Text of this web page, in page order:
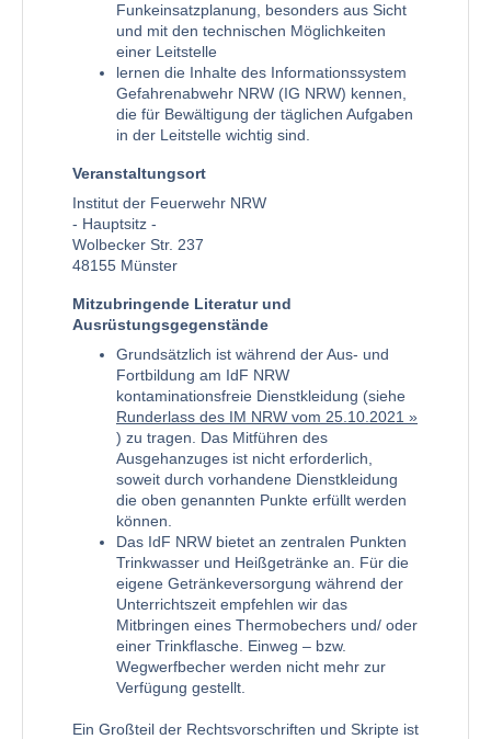
Funkeinsatzplanung, besonders aus Sicht
und mit den technischen Möglichkeiten
einer Leitstelle
lernen die Inhalte des Informationssystem
Gefahrenabwehr NRW (IG NRW) kennen,
die für Bewältigung der täglichen Aufgaben
in der Leitstelle wichtig sind.
Veranstaltungsort
Institut der Feuerwehr NRW
- Hauptsitz -
Wolbecker Str. 237
48155 Münster
Mitzubringende Literatur und
Ausrüstungsgegenstände
Grundsätzlich ist während der Aus- und
Fortbildung am IdF NRW
kontaminationsfreie Dienstkleidung (siehe
Runderlass des IM NRW vom 25.10.2021
) zu tragen. Das Mitführen des
Ausgehanzuges ist nicht erforderlich,
soweit durch vorhandene Dienstkleidung
die oben genannten Punkte erfüllt werden
können.
Das IdF NRW bietet an zentralen Punkten
Trinkwasser und Heißgetränke an. Für die
eigene Getränkeversorgung während der
Unterrichtszeit empfehlen wir das
Mitbringen eines Thermobechers und/ oder
einer Trinkflasche. Einweg – bzw.
Wegwerfbecher werden nicht mehr zur
Verfügung gestellt.
Ein Großteil der Rechtsvorschriften und Skripte ist